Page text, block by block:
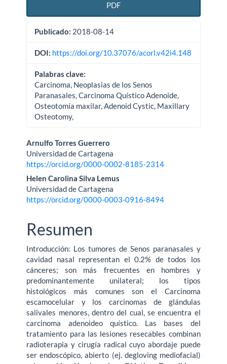
PDF
Publicado: 2018-08-14
DOI: https://doi.org/10.37076/acorl.v42i4.148
Palabras clave:
Carcinoma, Neoplasias de los Senos
Paranasales, Carcinoma Quístico Adenoide,
Osteotomía maxilar, Adenoid Cystic, Maxillary
Osteotomy,
Contenido
principal
del
artículo
Arnulfo Torres Guerrero
Universidad de Cartagena
https://orcid.org/0000-0002-8185-2314
Helen Carolina Silva Lemus
Universidad de Cartagena
https://orcid.org/0000-0003-0916-8494
Resumen
Introducción: Los tumores de Senos paranasales y
cavidad nasal representan el 0.2% de todos los
cánceres; son más frecuentes en hombres y
predominantemente unilateral; los tipos
histológicos más comunes son el Carcinoma
escamocelular y los carcinomas de glándulas
salivales menores, dentro del cual, se encuentra el
carcinoma adenoideo quístico. Las bases del
tratamiento para las lesiones resecables combinan
radioterapia y cirugía radical cuyo abordaje puede
ser endoscópico, abierto (ej. degloving mediofacial)